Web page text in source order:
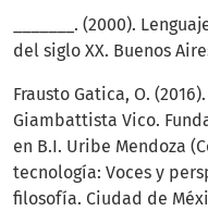
_______. (2000).
del siglo XX. Buenos
Frausto Gatica, O.
Giambattista Vico.
en B.I. Uribe Mendoza
tecnología: Voces y
filosofía. Ciudad de